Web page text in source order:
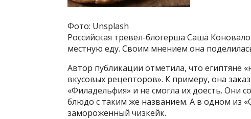
Фото: Unsplash
Российская тревел-блогерша Саша
местную еду. Своим мнением она
Автор публикации отметила, что египтяне
вкусовых рецепторов». К примеру, она
«Филадельфия» и не смогла их доесть. Они
блюдо с таким же названием. А в одном из
замороженный чизкейк.